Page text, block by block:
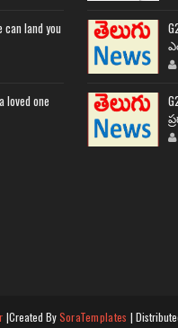
land you
loved one
|Created BySoraTemplates |